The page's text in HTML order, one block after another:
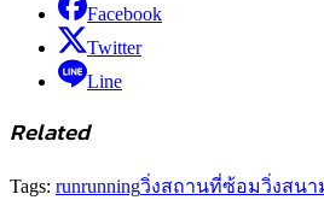
Facebook
Twitter
Line
Related
Tags: runrunningวิ่งสถานที่ซ้อมวิ่งสนา